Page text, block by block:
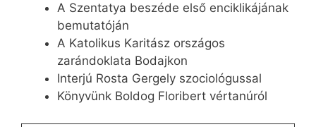
A Szentatya beszéde első enciklikájának
bemutatóján
A Katolikus Karitász országos
zarándoklata Bodajkon
Interjú Rosta Gergely szociológussal
Könyvünk Boldog Floribert vértanúról